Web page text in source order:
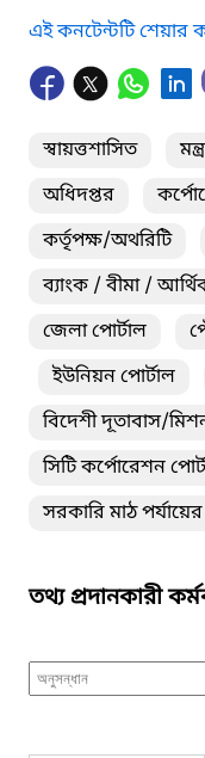
এই কনটেন্টটি শেয়ার
স্বায়ত্তশাসিত
অধিদপ্তর
কর্তৃপক্ষ/অথরিটি
ব্যাংক / বীমা /
জেলা পোর্টাল
ইউনিয়ন পোর্টাল
বিদেশী দূতাবাস/
সিটি কর্পোরেশন
সরকারি মাঠ
তথ্য প্রদানকারী